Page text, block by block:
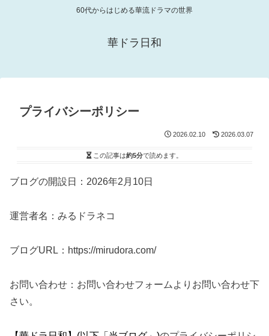
60代からはじめる華流ドラマの世界
華ドラ日和
プライバシーポリシー
2026.02.10 2026.03.07
この記事は約5分で読めます。
ブログの開設日：2026年2月10日
運営者名：みるドラネコ
ブログURL：https://mirudora.com/
お問い合わせ：お問い合わせフォームよりお問い合わせ下
さい。